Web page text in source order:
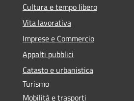
Cultura e tempo libero
Vita lavorativa
Imprese e Commercio
Appalti pubblici
Catasto e urbanistica
Turismo
Mobilità e trasporti